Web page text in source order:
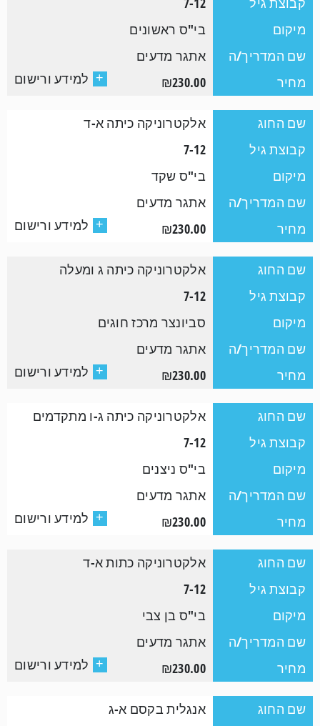
+ למידע ורישום ₪230.00 מחיר
אתגר מדעים שם המדריך/ה
בי"ס ראשונים מיקום
+ למידע ורישום ₪230.00 מחיר
אתגר מדעים שם המדריך/ה
בי"ס שקד מיקום
7-12 קבוצת גיל
אלקטרוניקה כיתה א-ד שם החוג
+ למידע ורישום ₪230.00 מחיר
אתגר מדעים שם המדריך/ה
סביונצר מרכז חוגים מיקום
7-12 קבוצת גיל
אלקטרוניקה כיתה ג ומעלה שם החוג
+ למידע ורישום ₪230.00 מחיר
אתגר מדעים שם המדריך/ה
בי"ס ניצנים מיקום
7-12 קבוצת גיל
אלקטרוניקה כיתה ג-ו מתקדמים שם החוג
+ למידע ורישום ₪230.00 מחיר
אתגר מדעים שם המדריך/ה
בי"ס בן צבי מיקום
7-12 קבוצת גיל
אלקטרוניקה כתות א-ד שם החוג
אנגלית בקסם א-ג שם החוג